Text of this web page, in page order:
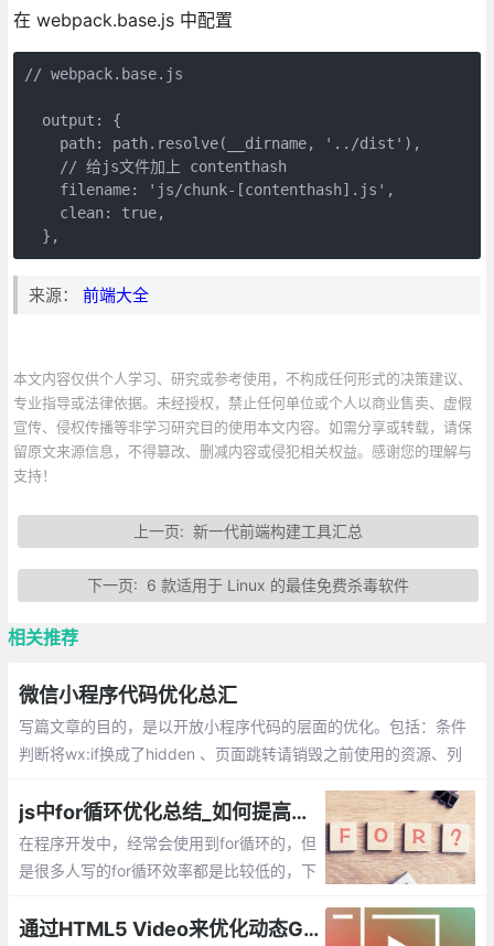
在 webpack.base.js 中配置
// webpack.base.js
  output: {
    path: path.resolve(__dirname, '../dist'),
    // 给js文件加上 contenthash
    filename: 'js/chunk-[contenthash].js',
    clean: true,
  },
来源： 前端大全
本文内容仅供个人学习、研究或参考使用，不构成任何形式的决策建议、
专业指导或法律依据。未经授权，禁止任何单位或个人以商业售卖、虚假
宣传、侵权传播等非学习研究目的使用本文内容。如需分享或转载，请保
留原文来源信息，不得篡改、删减内容或侵犯相关权益。感谢您的理解与
支持！
上一页: 新一代前端构建工具汇总
下一页: 6 款适用于 Linux 的最佳免费杀毒软件
相关推荐
微信小程序代码优化总汇
写篇文章的目的，是以开放小程序代码的层面的优化。包括：条件
判断将wx:if换成了hidden 、页面跳转请销毁之前使用的资源、列
put，应预留出键盘收起的时间
js中for循环优化总结_如何提高程序的执行效率
在程序开发中，经常会使用到for循环的，但
是很多人写的for循环效率都是比较低的，下
来提高我们程序的执行效率。
通过HTML5 Video来优化动态GIF